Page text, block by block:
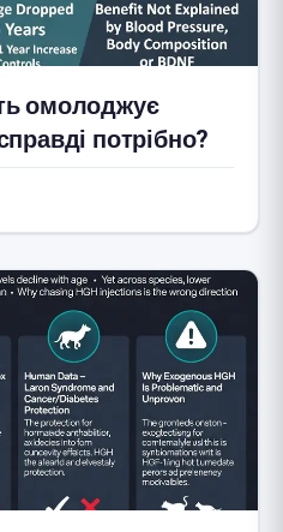
омолоджує
потрібно?